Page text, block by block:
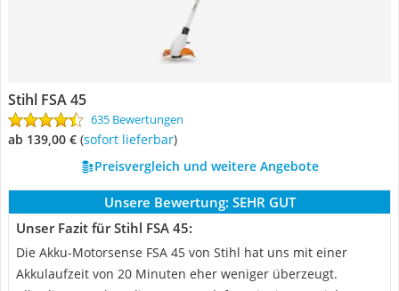
Stihl FSA 45
635 Bewertungen
ab 139,00 € ( Sofort lieferbar)
Preisvergleich und weitere Angebote
Unsere Bewertung: SEHR GUT
Unser Fazit für Stihl FSA 45:
Die Akku-Motorsense FSA 45 von Stihl hat uns mit einer
Akkulaufzeit von 20 Minuten eher weniger überzeugt.